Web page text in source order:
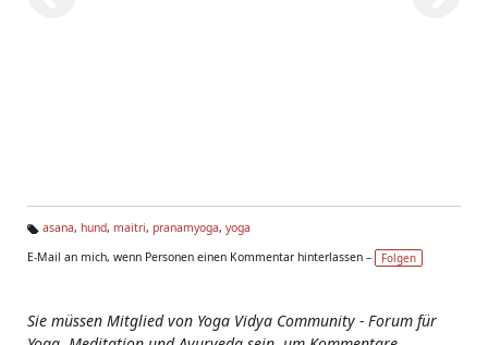
g
asana, hund, maitri, pranamyoga, yoga
E-Mail an mich, wenn Personen einen Kommentar hinterlassen –
Folgen
Sie müssen Mitglied von Yoga Vidya Community - Forum für